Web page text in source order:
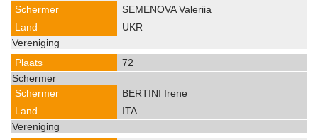
SEMENOVA Valeriia
UKR
72
BERTINI Irene
ITA